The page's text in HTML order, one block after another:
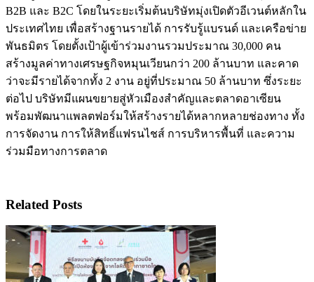
B2B และ B2C โดยในระยะเริ่มต้นบริษัทมุ่งเปิดตัวอีเวนต์หลักใน
ประเทศไทย เพื่อสร้างฐานรายได้ การรับรู้แบรนด์ และเครือข่าย
พันธมิตร โดยตั้งเป้าผู้เข้าร่วมงานรวมประมาณ 30,000 คน
สร้างมูลค่าทางเศรษฐกิจหมุนเวียนกว่า 200 ล้านบาท และคาด
ว่าจะมีรายได้จากทั้ง 2 งาน อยู่ที่ประมาณ 50 ล้านบาท ซึ่งระยะ
ต่อไป บริษัทมีแผนขยายสู่หัวเมืองสำคัญและตลาดอาเซียน
พร้อมพัฒนาแพลตฟอร์มให้สร้างรายได้หลากหลายช่องทาง ทั้ง
การจัดงาน การให้สิทธิ์แฟรนไชส์ การบริหารพื้นที่ และความ
ร่วมมือทางการตลาด
Related Posts